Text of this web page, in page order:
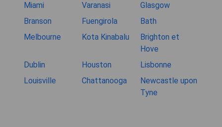
Miami
Varanasi
Glasgow
Branson
Fuengirola
Bath
Melbourne
Kota Kinabalu
Brighton et
Hove
Dublin
Houston
Lisbonne
Louisville
Chattanooga
Newcastle upon
Tyne